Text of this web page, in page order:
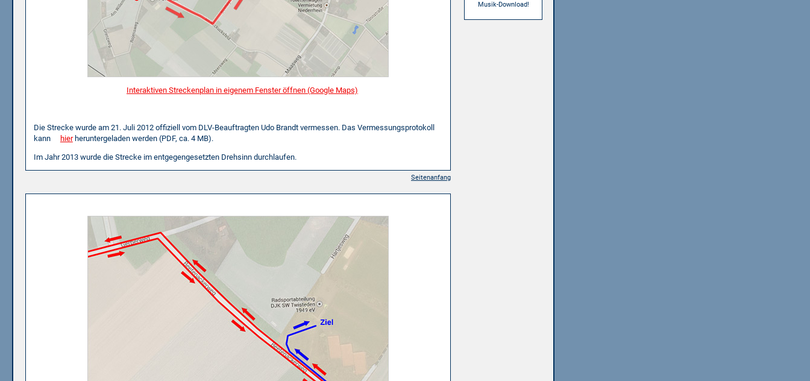
Musik-Download!
Interaktiven Streckenplan in eigenem Fenster öffnen (Google Maps)
Die Strecke wurde am 21. Juli 2012 offiziell vom DLV-Beauftragten Udo Brandt vermessen. Das Vermessungs­proto­koll
kann
hierheruntergeladen werden (PDF, ca. 4 MB).
Im Jahr 2013 wurde die Strecke im entgegengesetzten Drehsinn durchlaufen.
Seitenanfang